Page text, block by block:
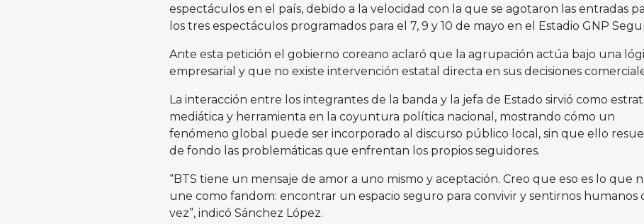
espectáculos en el país, debido a la velocidad con la que se agotaron las entradas
los tres espectáculos programados para el 7, 9 y 10 de mayo en el Estadio GNP
Ante esta petición el gobierno coreano aclaró que la agrupación actúa bajo una
empresarial y que no existe intervención estatal directa en sus decisiones
La interacción entre los integrantes de la banda y la jefa de Estado sirvió como
mediática y herramienta en la coyuntura política nacional, mostrando cómo un
fenómeno global puede ser incorporado al discurso público local, sin que ello
de fondo las problemáticas que enfrentan los propios seguidores.
“BTS tiene un mensaje de amor a uno mismo y aceptación. Creo que eso es lo que
une como fandom: encontrar un espacio seguro para convivir y sentirnos humanos
vez”, indicó Sánchez López.